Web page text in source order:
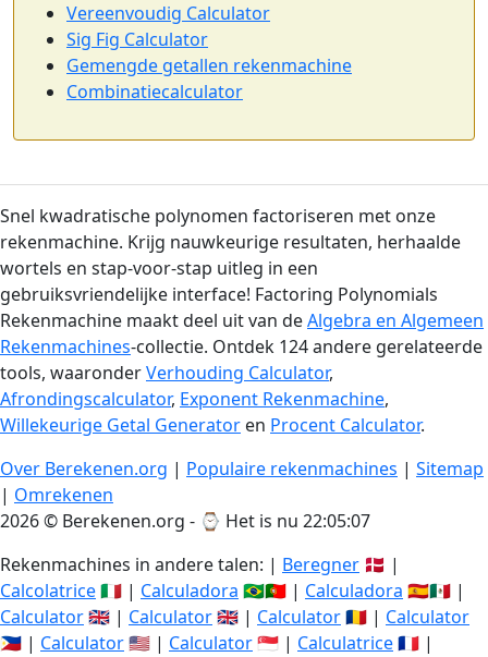
Vereenvoudig Calculator
Sig Fig Calculator
Gemengde getallen rekenmachine
Combinatiecalculator
Snel kwadratische polynomen factoriseren met onze
rekenmachine. Krijg nauwkeurige resultaten, herhaalde
wortels en stap-voor-stap uitleg in een
gebruiksvriendelijke interface! Factoring Polynomials
Rekenmachine maakt deel uit van deAlgebra en Algemeen
Rekenmachines-collectie. Ontdek 124 andere gerelateerde
tools, waaronderVerhouding Calculator,
Afrondingscalculator, Exponent Rekenmachine,
Willekeurige Getal Generator en Procent Calculator.
Over Berekenen.org | Populaire rekenmachines | Sitemap
| Omrekenen
2026 © Berekenen.org - ⌚ Het is nu 22:05:08
Rekenmachines in andere talen: | Beregner 🇩🇰 |
Calcolatrice🇮🇹 | Calculadora 🇧🇷🇵🇹 | Calculadora 🇪🇸🇲🇽 |
Calculator🇬🇧 | Calculator🇬🇧 | Calculator🇷🇴 | Calculator
🇵🇭 | Calculator🇺🇸 | Calculator🇸🇬 | Calculatrice🇫🇷 |